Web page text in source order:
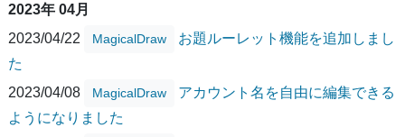
2023年 04月
2023/04/22
MagicalDraw
お題ルーレット機能を追加しまし
た
2023/04/08
MagicalDraw
アカウント名を自由に編集できる
ようになりました